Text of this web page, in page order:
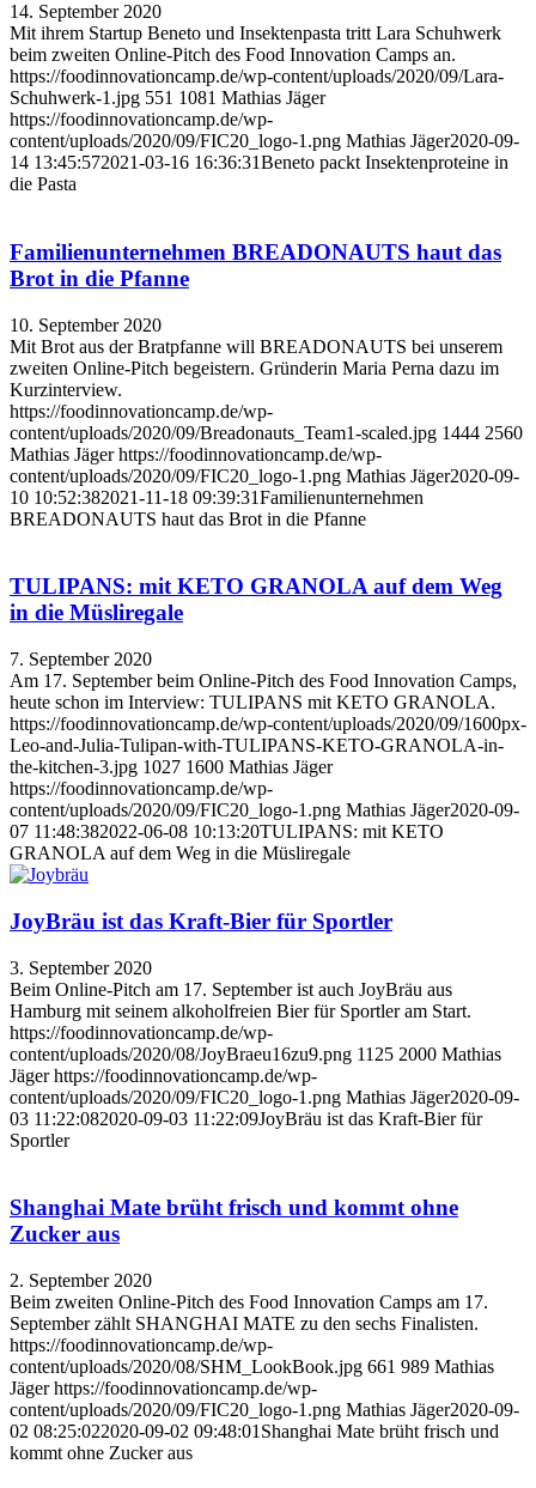
14. September 2020
Mit ihrem Startup Beneto und Insektenpasta tritt Lara Schuhwerk
beim zweiten Online-Pitch des Food Innovation Camps an.
https://foodinnovationcamp.de/wp-content/uploads/2020/09/Lara-
Schuhwerk-1.jpg 551 1081 Mathias Jäger
https://foodinnovationcamp.de/wp-
content/uploads/2020/09/FIC20_logo-1.png Mathias Jäger2020-09-
14 13:45:572021-03-16 16:36:31Beneto packt Insektenproteine in
die Pasta
Familienunternehmen BREADONAUTS haut das
Brot in die Pfanne
10. September 2020
Mit Brot aus der Bratpfanne will BREADONAUTS bei unserem
zweiten Online-Pitch begeistern. Gründerin Maria Perna dazu im
Kurzinterview.
https://foodinnovationcamp.de/wp-
content/uploads/2020/09/Breadonauts_Team1-scaled.jpg 1444 2560
Mathias Jäger https://foodinnovationcamp.de/wp-
content/uploads/2020/09/FIC20_logo-1.png Mathias Jäger2020-09-
10 10:52:382021-11-18 09:39:31Familienunternehmen
BREADONAUTS haut das Brot in die Pfanne
TULIPANS: mit KETO GRANOLA auf dem Weg
in die Müsliregale
7. September 2020
Am 17. September beim Online-Pitch des Food Innovation Camps,
heute schon im Interview: TULIPANS mit KETO GRANOLA.
https://foodinnovationcamp.de/wp-content/uploads/2020/09/1600px-
Leo-and-Julia-Tulipan-with-TULIPANS-KETO-GRANOLA-in-
the-kitchen-3.jpg 1027 1600 Mathias Jäger
https://foodinnovationcamp.de/wp-
content/uploads/2020/09/FIC20_logo-1.png Mathias Jäger2020-09-
07 11:48:382022-06-08 10:13:20TULIPANS: mit KETO
GRANOLA auf dem Weg in die Müsliregale
JoyBräu ist das Kraft-Bier für Sportler
3. September 2020
Beim Online-Pitch am 17. September ist auch JoyBräu aus
Hamburg mit seinem alkoholfreien Bier für Sportler am Start.
https://foodinnovationcamp.de/wp-
content/uploads/2020/08/JoyBraeu16zu9.png 1125 2000 Mathias
Jäger https://foodinnovationcamp.de/wp-
content/uploads/2020/09/FIC20_logo-1.png Mathias Jäger2020-09-
03 11:22:082020-09-03 11:22:09JoyBräu ist das Kraft-Bier für
Sportler
Shanghai Mate brüht frisch und kommt ohne
Zucker aus
2. September 2020
Beim zweiten Online-Pitch des Food Innovation Camps am 17.
September zählt SHANGHAI MATE zu den sechs Finalisten.
https://foodinnovationcamp.de/wp-
content/uploads/2020/08/SHM_LookBook.jpg 661 989 Mathias
Jäger https://foodinnovationcamp.de/wp-
content/uploads/2020/09/FIC20_logo-1.png Mathias Jäger2020-09-
02 08:25:022020-09-02 09:48:01 Shanghai Mate brüht frisch und
kommt ohne Zucker aus